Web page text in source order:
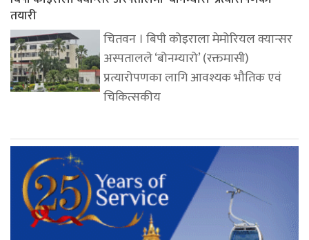
तयारी
चितवन । बिपी कोइराला मेमोरियल क्यान्सर
अस्पतालले ‘बोनम्यारो’ (रक्तमासी)
प्रत्यारोपणका लागि आवश्यक भौतिक एवं
चिकित्सकीय